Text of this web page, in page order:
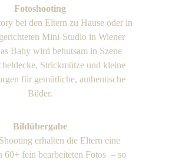
Fotoshooting
bei den Eltern zu Hause oder in
Mini-Studio in Wiener
Baby wird behutsam in Szene
Strickmütze und kleine
für gemütliche, authentische
Bilder.
Bildübergabe
erhalten die Eltern eine
60+ fein bearbeiteten Fotos  – so